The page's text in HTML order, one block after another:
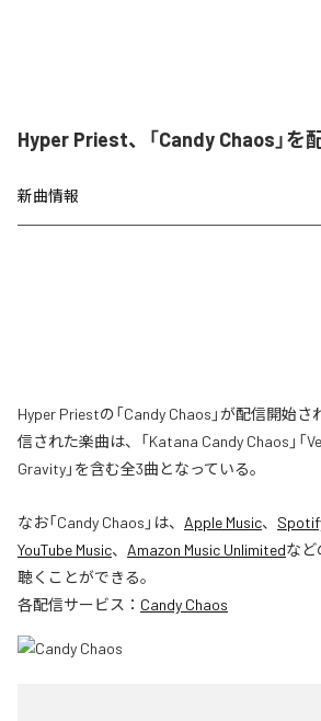
Hyper Priest、「Candy Chaos」を
新曲情報
Hyper Priestの「Candy Chaos」が配信開始
信された楽曲は、「Katana Candy Chaos」「
Gravity」を含む全3曲となっている。
なお「Candy Chaos 」は、 Apple Music、
YouTube Music、 Amazon Music Unlimitedなど
聴くことができる。
各配信サービス： Candy Chaos